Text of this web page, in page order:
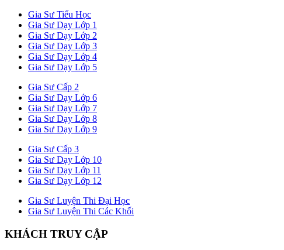
Gia Sư Tiểu Học
Gia Sư Dạy Lớp 1
Gia Sư Dạy Lớp 2
Gia Sư Dạy Lớp 3
Gia Sư Dạy Lớp 4
Gia Sư Dạy Lớp 5
Gia Sư Cấp 2
Gia Sư Dạy Lớp 6
Gia Sư Dạy Lớp 7
Gia Sư Dạy Lớp 8
Gia Sư Dạy Lớp 9
Gia Sư Cấp 3
Gia Sư Dạy Lớp 10
Gia Sư Dạy Lớp 11
Gia Sư Dạy Lớp 12
Gia Sư Luyện Thi Đại Học
Gia Sư Luyện Thi Các Khối
KHÁCH TRUY CẬP